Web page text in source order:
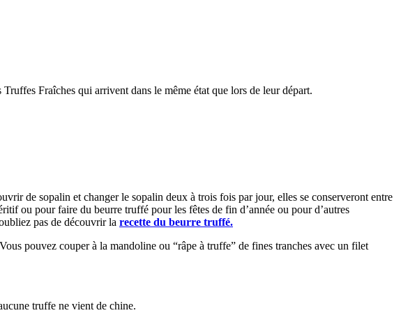
Fraîches qui arrivent dans le même état que lors de leur départ.
de sopalin et changer le sopalin deux à trois fois par jour, elles se conserveront entre
ou pour faire du beurre truffé pour les fêtes de fin d’année ou pour d’autres
pas de découvrir la recette du beurre truffé.
pouvez couper à la mandoline ou “râpe à truffe” de fines tranches avec un filet
truffe ne vient de chine.